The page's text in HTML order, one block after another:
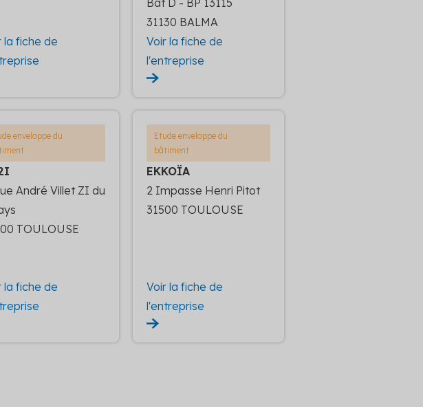
la fiche de
31130 BALMA
Voir la fiche de
l'entreprise
enveloppe du
André Villet ZI du
TOULOUSE
la fiche de
Etude enveloppe du
bâtiment
EKKOÏA
2 Impasse Henri Pitot
31500 TOULOUSE
Voir la fiche de
l'entreprise